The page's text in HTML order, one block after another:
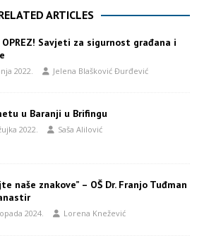
ARTICLES
OPREZ! Savjeti za sigurnost građana i
2022. Jelena Blašković Đurđević
u Baranji u Brifingu
2022. Saša Alilović
naše znakove” – OŠ Dr. Franjo Tuđman
2024. Lorena Knežević